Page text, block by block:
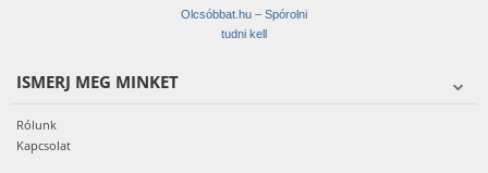
Olcsóbbat.hu – Spórolni
tudni kell
ISMERJ MEG MINKET
Rólunk
Kapcsolat